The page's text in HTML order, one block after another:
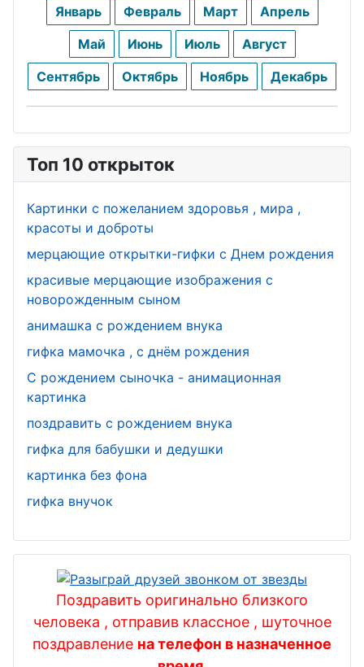
Январь Февраль Март
Апрель
Май
Июнь Июль
Август
Сентябрь
Октябрь Ноябрь Декабрь
Топ 10 открыток
Картинки с пожеланием здоровья , мира ,
красоты и доброты
мерцающие открытки-гифки с Днем рождения
красивые мерцающие изображения с
новорожденным сыном
анимашка с рождением внука
гифка мамочка , с днём рождения
С рождением сыночка - анимационная
картинка
поздравить с рождением внука
гифка для бабушки и дедушки
картинка без фона
гифка внучок
Поздравить оригинально близкого
человека , отправив классное , шуточное
поздравление на телефон в назначенное